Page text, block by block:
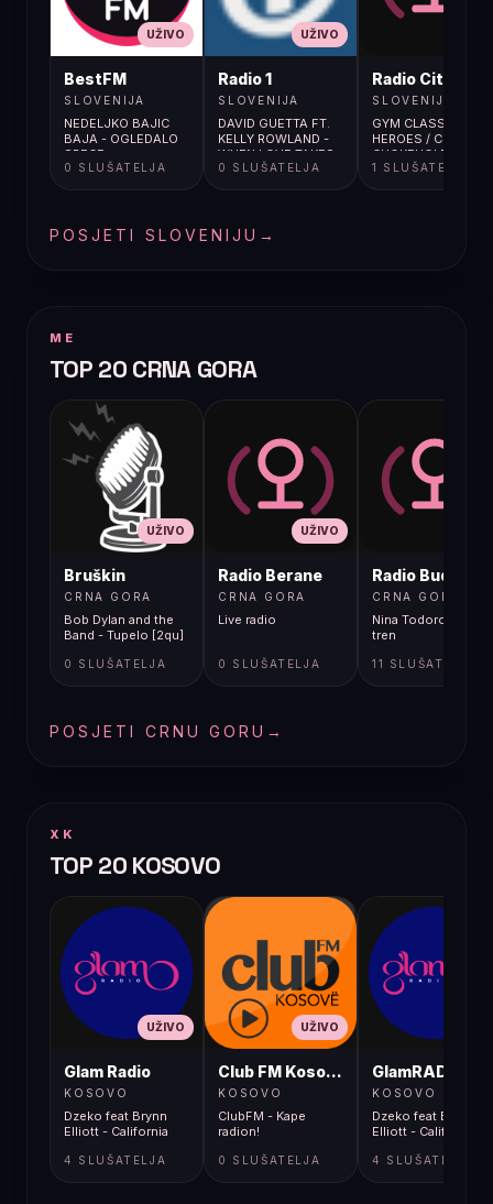
UŽIVO
BestFM
SLOVENIJA
NEDELJKO BAJIC
BAJA - OGLEDALO
SRECE
0 SLUŠATELJA
UŽIVO
Radio 1
SLOVENIJA
DAVID GUETTA FT.
KELLY ROWLAND -
WHEN LOVE TAKES
OVER
0 SLUŠATELJA
Radio City
SLOVENIJA
GYM CLASS
HEROES / CUPIDS
CHOKEHOLD
1 SLUŠATELJA
POSJETI SLOVENIJU →
ME
TOP 20 CRNA GORA
UŽIVO
Bruškin
CRNA GORA
Bob Dylan and the
Band - Tupelo [2qu]
0 SLUŠATELJA
UŽIVO
Radio Berane
CRNA GORA
Live radio
0 SLUŠATELJA
Radio Budva
CRNA GORA
Nina Todorovic -
tren
11 SLUŠATELJA
POSJETI CRNU GORU →
XK
TOP 20 KOSOVO
UŽIVO
Glam Radio
KOSOVO
Dzeko feat Brynn
Elliott - California
4 SLUŠATELJA
UŽIVO
Club FM Kosovë
KOSOVO
ClubFM - Kape
radion!
0 SLUŠATELJA
GlamRADIO
KOSOVO
Dzeko feat Brynn
Elliott - California
4 SLUŠATELJA